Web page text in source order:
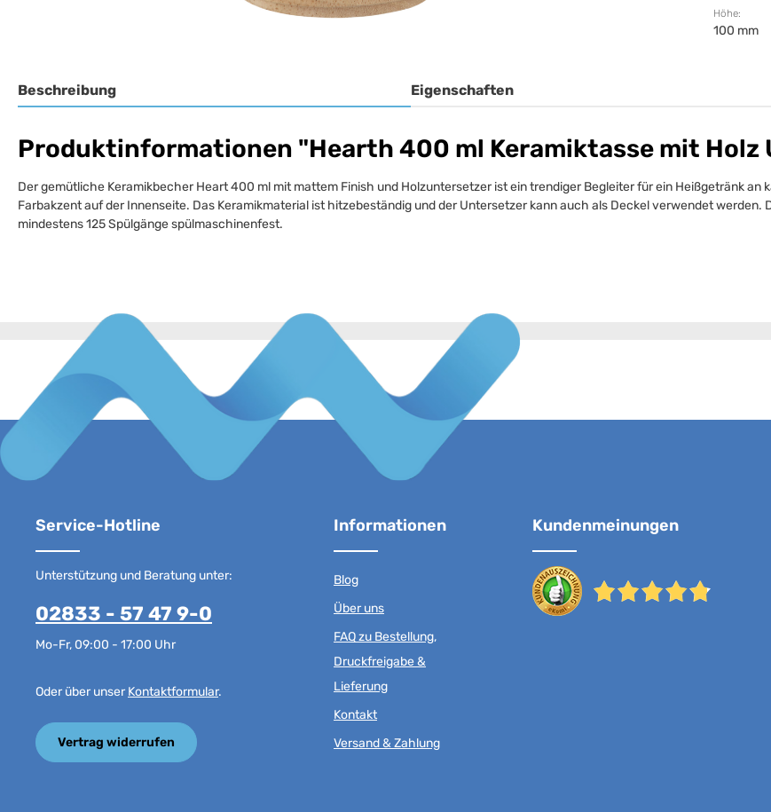
Höhe:
100 mm
Beschreibung Eigenschaften
Produktinformationen "Hearth 400 ml Keramiktasse mit Holz
Der gemütliche Keramikbecher Heart 400 ml mit mattem Finish und Holzuntersetzer ist ein trendiger Begleiter für ein Heißgetränk an
Farbakzent auf der Innenseite. Das Keramikmaterial ist hitzebeständig und der Untersetzer kann auch als Deckel verwendet
mindestens 125 Spülgänge spülmaschinenfest.
Service-Hotline
Unterstützung und Beratung unter:
02833 - 57 47 9-0
Mo-Fr, 09:00 - 17:00 Uhr
Oder über unserKontaktformular.
Vertrag widerrufen
Informationen
Blog
Über uns
FAQ zu Bestellung,
Druckfreigabe &
Lieferung
Kontakt
Versand & Zahlung
Kundenmeinungen